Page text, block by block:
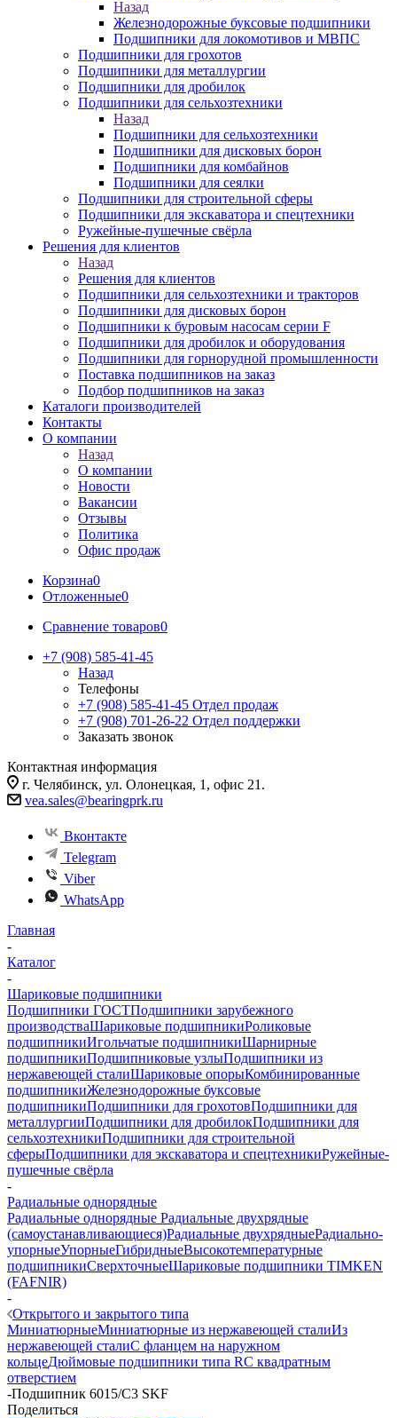
Назад
Железнодорожные буксовые подшипники
Подшипники для локомотивов и МВПС
Подшипники для грохотов
Подшипники для металлургии
Подшипники для дробилок
Подшипники для сельхозтехники
Назад
Подшипники для сельхозтехники
Подшипники для дисковых борон
Подшипники для комбайнов
Подшипники для сеялки
Подшипники для строительной сферы
Подшипники для экскаватора и спецтехники
Ружейные-пушечные свёрла
Решения для клиентов
Назад
Решения для клиентов
Подшипники для сельхозтехники и тракторов
Подшипники для дисковых борон
Подшипники к буровым насосам серии F
Подшипники для дробилок и оборудования
Подшипники для горнорудной промышленности
Поставка подшипников на заказ
Подбор подшипников на заказ
Каталоги производителей
Контакты
О компании
Назад
О компании
Новости
Вакансии
Отзывы
Политика
Офис продаж
Корзина0
Отложенные0
Сравнение товаров0
+7 (908) 585-41-45
Назад
Телефоны
+7 (908) 585-41-45 Отдел продаж
+7 (908) 701-26-22 Отдел поддержки
Заказать звонок
Контактная информация
г. Челябинск, ул. Олонецкая, 1, офис 21.
vea.sales@bearingprk.ru
Вконтакте
Telegram
Viber
WhatsApp
Главная
-
Каталог
-
Шариковые подшипники
Подшипники ГОСТПодшипники зарубежного
производстваШариковые подшипникиРоликовые
подшипникиИгольчатые подшипникиШарнирные
подшипникиПодшипниковые узлыПодшипники из
нержавеющей сталиШариковые опорыКомбинированные
подшипникиЖелезнодорожные буксовые
подшипникиПодшипники для грохотовПодшипники для
металлургииПодшипники для дробилокПодшипники для
сельхозтехникиПодшипники для строительной
сферыПодшипники для экскаватора и спецтехникиРужейные-
пушечные свёрла
-
Радиальные однорядные
Радиальные однорядные Радиальные двухрядные
(самоустанавливающиеся)Радиальные двухрядныеРадиально-
упорныеУпорныеГибридныеВысокотемпературные
подшипникиСверхточныеШариковые подшипники TIMKEN
(FAFNIR)
-
Открытого и закрытого типа
МиниатюрныеМиниатюрные из нержавеющей сталиИз
нержавеющей сталиС фланцем на наружном
кольцеДюймовые подшипники типа RС квадратным
отверстием
-Подшипник 6015/C3 SKF
Поделиться